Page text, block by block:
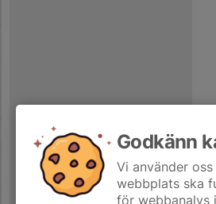
Godkänn
Vi använder
webbplats ska
för webbanalys